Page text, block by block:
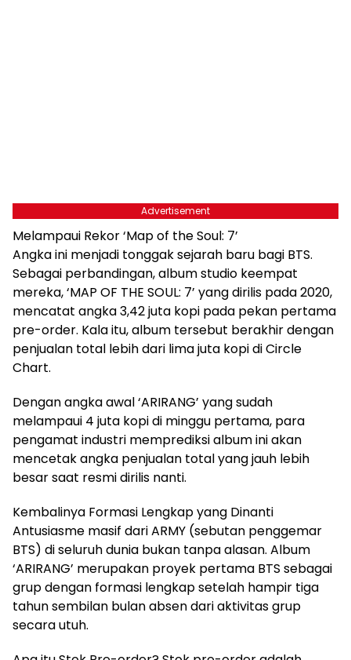
Advertisement
Melampaui Rekor ‘Map of the Soul: 7’
Angka ini menjadi tonggak sejarah baru bagi BTS.
Sebagai perbandingan, album studio keempat
mereka, ‘MAP OF THE SOUL: 7’ yang dirilis pada 2020,
mencatat angka 3,42 juta kopi pada pekan pertama
pre-order. Kala itu, album tersebut berakhir dengan
penjualan total lebih dari lima juta kopi di Circle
Chart.
Dengan angka awal ‘ARIRANG’ yang sudah
melampaui 4 juta kopi di minggu pertama, para
pengamat industri memprediksi album ini akan
mencetak angka penjualan total yang jauh lebih
besar saat resmi dirilis nanti.
Kembalinya Formasi Lengkap yang Dinanti
Antusiasme masif dari ARMY (sebutan penggemar
BTS) di seluruh dunia bukan tanpa alasan. Album
‘ARIRANG’ merupakan proyek pertama BTS sebagai
grup dengan formasi lengkap setelah hampir tiga
tahun sembilan bulan absen dari aktivitas grup
secara utuh.